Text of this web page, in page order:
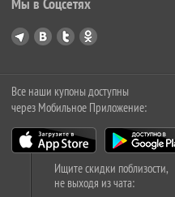
Все наши купоны доступны
через Мобильное Приложение:
Ищите скидки поблизости,
не выходя из чата: